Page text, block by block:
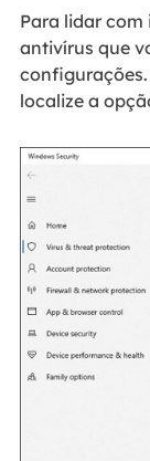
Para lidar com
antivírus que
localize a